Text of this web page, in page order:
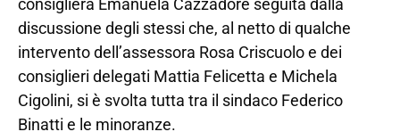
discussione degli stessi che, al netto di qualche
intervento dell’assessora Rosa Criscuolo e dei
consiglieri delegati Mattia Felicetta e Michela
Cigolini, si è svolta tutta tra il sindaco Federico
Binatti e le minoranze.